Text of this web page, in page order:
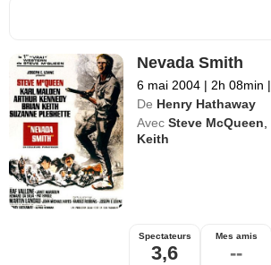
Nevada Smith
6 mai 2004 | 2h 08min |
De Henry Hathaway
Avec Steve McQueen
Keith
Spectateurs
3,6
Mes amis
--